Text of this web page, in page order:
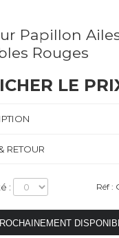
Papillon
Rouges
LE
RETOUR
: Réf :